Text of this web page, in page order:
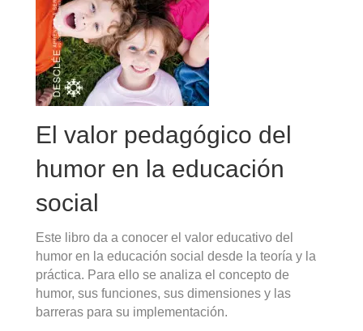
El valor pedagógico del
humor en la educación
social
Este libro da a conocer el valor educativo del
humor en la educación social desde la teoría y la
práctica. Para ello se analiza el concepto de
humor, sus funciones, sus dimensiones y las
barreras para su implementación.